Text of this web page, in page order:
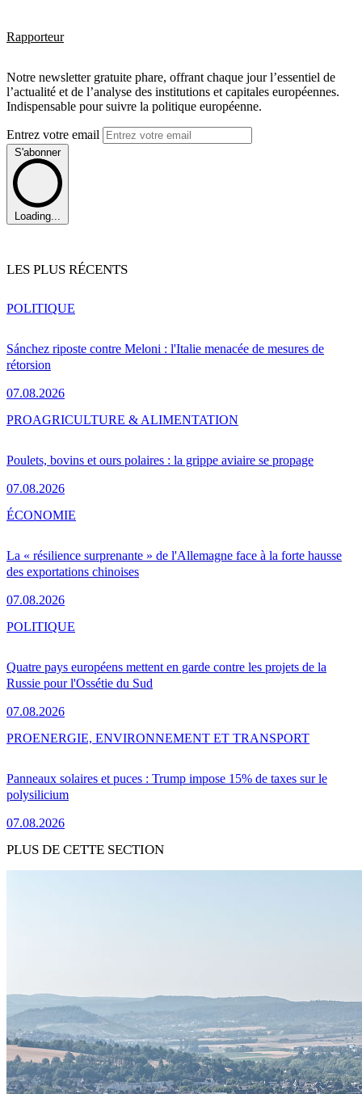
Rapporteur
Notre newsletter gratuite phare, offrant chaque jour l’essentiel de
l’actualité et de l’analyse des institutions et capitales européennes.
Indispensable pour suivre la politique européenne.
Entrez votre email
S'abonner
Loading...
LES PLUS RÉCENTS
Sánchez riposte contre Meloni : l'Italie menacée de mesures de
rétorsion
07.08.2026
POLITIQUE
Poulets, bovins et ours polaires : la grippe aviaire se propage
07.08.2026
PROAGRICULTURE & ALIMENTATION
La « résilience surprenante » de l'Allemagne face à la forte hausse
des exportations chinoises
07.08.2026
ÉCONOMIE
Quatre pays européens mettent en garde contre les projets de la
Russie pour l'Ossétie du Sud
07.08.2026
POLITIQUE
Panneaux solaires et puces : Trump impose 15% de taxes sur le
polysilicium
07.08.2026
PROENERGIE, ENVIRONNEMENT ET TRANSPORT
PLUS DE CETTE SECTION